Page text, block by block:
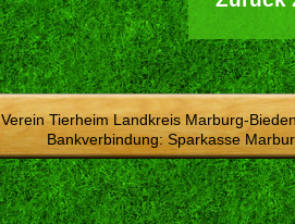
Verein Tierheim Landkreis Marburg-
Bankverbindung: Sparkasse